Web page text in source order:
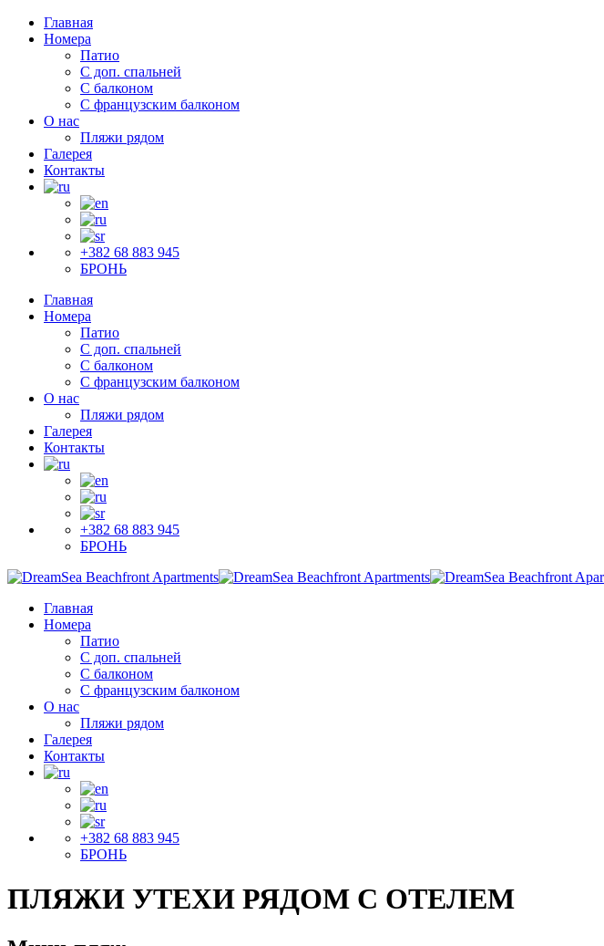
Главная
Номера
Патио
С доп. спальней
С балконом
С французским балконом
О нас
Пляжи рядом
Галерея
Контакты
+382 68 883 945
БРОНЬ
Главная
Номера
Патио
С доп. спальней
С балконом
С французским балконом
О нас
Пляжи рядом
Галерея
Контакты
+382 68 883 945
БРОНЬ
Главная
Номера
Патио
С доп. спальней
С балконом
С французским балконом
О нас
Пляжи рядом
Галерея
Контакты
+382 68 883 945
БРОНЬ
ПЛЯЖИ УТЕХИ РЯДОМ С ОТЕЛЕМ